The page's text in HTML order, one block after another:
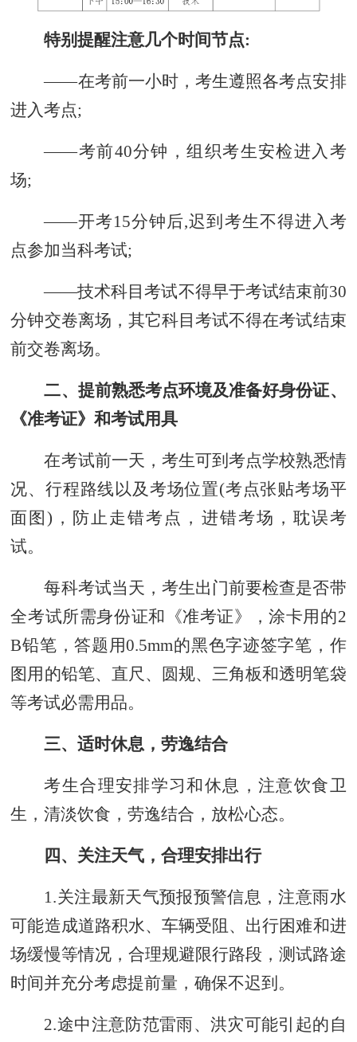
特别提醒注意几个时间节点:
——在考前一小时， 考生遵照各考点安排
进入考点;
——考前40分钟，组织考生安检进入考
场;
——开考15分钟后,迟到考生不得进入考
点参加当科考试;
——技术科目考试不得早于考试结束前30
分钟交卷离场， 其它科目考试不得在考试结束
前交卷离场。
二、提前熟悉考点环境及准备好身份证、
《准考证》和考试用具
在考试前一天， 考生可到考点学校熟悉情
况、行程路线以及考场位置(考点张贴考场平
面图)，防止走错考点，进错考场，耽误考
试。
每科考试当天，考生出门前要检查是否带
全考试所需身份证和《准考证》，涂卡用的2
B铅笔，答题用0.5mm的黑色字迹签字笔，作
图用的铅笔、直尺、圆规、三角板和透明笔袋
等考试必需用品。
三、适时休息，劳逸结合
考生合理安排学习和休息，注意饮食卫
生，清淡饮食 ，劳逸结合 ，放松心态。
四、关注天气，合理安排出行
1.关注最新天气预报预警信息，注意雨水
可能造成道路积水、车辆受阻、 出行困难和进
场缓慢等情况，合理规避限行路段，测试路途
时间并充分考虑提前量，确保不迟到。
2.途中注意防范雷雨、洪灾可能引起的 自